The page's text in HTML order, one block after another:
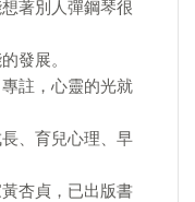
著別人彈鋼琴很
發展。
註，心靈的光就
、育兒心理、早
杏貞，已出版書